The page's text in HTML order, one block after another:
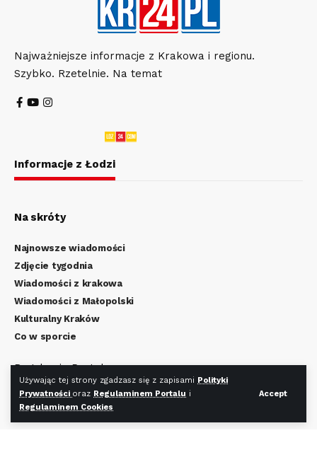
Używając tej strony zgadzasz się z zapisami Polityki
Prywatności oraz Regulaminem Portalu i
Regulaminem Cookies
Accept
Najważniejsze informacje z Krakowa i regionu.
Szybko. Rzetelnie. Na temat
Informacje z Łodzi
Na skróty
Najnowsze wiadomości
Zdjęcie tygodnia
Wiadomości z krakowa
Wiadomości z Małopolski
Kulturalny Kraków
Co w sporcie
Regulamin Portalu
Polityka Prywatności
Regulamin Cookies